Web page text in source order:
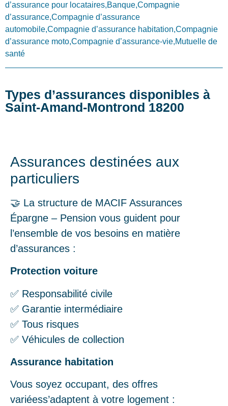
d’assurance pour locataires,Banque,Compagnie
d’assurance,Compagnie d’assurance
automobile,Compagnie d’assurance habitation,Compagnie
d’assurance moto,Compagnie d’assurance-vie,Mutuelle de
santé
Types d’assurances disponibles à
Saint-Amand-Montrond 18200
Assurances destinées aux
particuliers
🤝 La structure de MACIF Assurances
Épargne – Pension vous guident pour
l’ensemble de vos besoins en matière
d’assurances :
Protection voiture
✅ Responsabilité civile
✅ Garantie intermédiaire
✅ Tous risques
✅ Véhicules de collection
Assurance habitation
Vous soyez occupant, des offres
variéess’adaptent à votre logement :